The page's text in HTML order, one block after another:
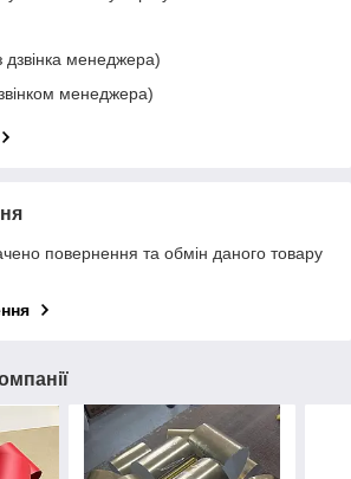
дзвінка менеджера)
менеджера)
повернення та обмін даного товару